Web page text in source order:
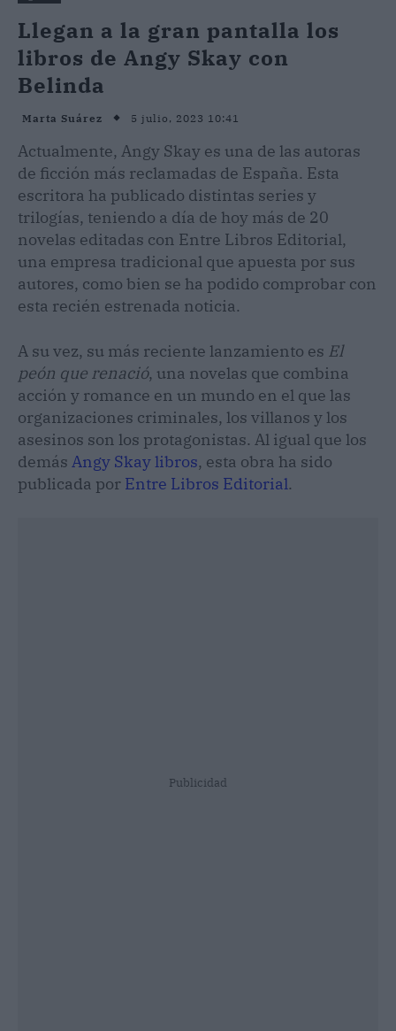
Llegan a la gran pantalla los
libros de Angy Skay con
Belinda
Marta Suárez 5 julio, 2023 10:41
Actualmente, Angy Skay es una de las autoras
de ficción más reclamadas de España. Esta
escritora ha publicado distintas series y
trilogías, teniendo a día de hoy más de 20
novelas editadas con Entre Libros Editorial,
una empresa tradicional que apuesta por sus
autores, como bien se ha podido comprobar con
esta recién estrenada noticia.
A su vez, su más reciente lanzamiento es El
peón que renació, una novelas que combina
acción y romance en un mundo en el que las
organizaciones criminales, los villanos y los
asesinos son los protagonistas. Al igual que los
demás Angy Skay libros, esta obra ha sido
publicada por Entre Libros Editorial.
Publicidad